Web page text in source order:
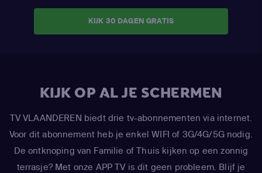
KIJK 30 DAGEN GRATIS
KIJK OP AL JE SCHERMEN
TV VLAANDEREN biedt drie tv-abonnementen via internet.
Voor dit abonnement heb je enkel WIFI of 3G/4G/5G nodig.
De ontknoping van Familie of Thuis kijken op een zonnig
terrasje? Met onze APP TV is dit geen probleem. Blijf je